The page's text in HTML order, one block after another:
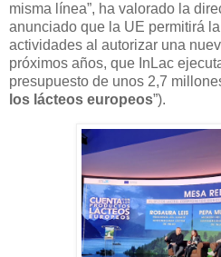
misma línea”, ha valorado la
anunciado que la UE permitirá
actividades al autorizar una
próximos años, que InLac
presupuesto de unos 2,7
los lácteos europeos”).